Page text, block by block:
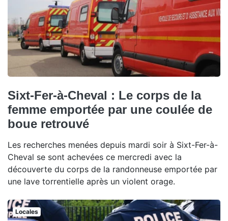
Sixt-Fer-à-Cheval : Le corps de la
femme emportée par une coulée de
boue retrouvé
Les recherches menées depuis mardi soir à Sixt-Fer-à-
Cheval se sont achevées ce mercredi avec la
découverte du corps de la randonneuse emportée par
une lave torrentielle après un violent orage.
Locales